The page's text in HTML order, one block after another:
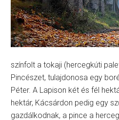
színfolt a tokaji (hercegkúti
Pincészet, tulajdonosa egy
Péter. A Lapison két és fél
hektár, Kácsárdon pedig egy
gazdálkodnak, a pince a